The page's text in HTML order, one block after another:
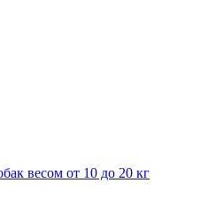
весом от 10 до 20 кг